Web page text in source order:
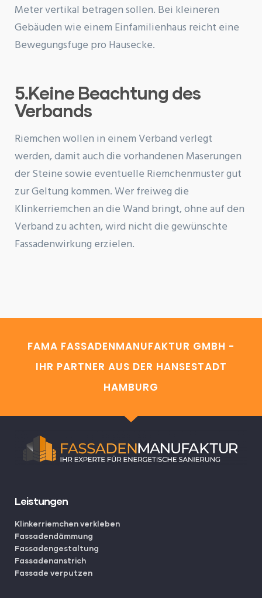
Meter vertikal betragen sollen. Bei kleineren
Gebäuden wie einem Einfamilienhaus reicht eine
Bewegungsfuge pro Hausecke.
5.Keine Beachtung des
Verbands
Riemchen wollen in einem Verband verlegt
werden, damit auch die vorhandenen Maserungen
der Steine sowie eventuelle Riemchenmuster gut
zur Geltung kommen. Wer freiweg die
Klinkerriemchen an die Wand bringt, ohne auf den
Verband zu achten, wird nicht die gewünschte
Fassadenwirkung erzielen.
FAMA FASSADENMANUFAKTUR GMBH -
IHR PARTNER AUS DER HANSESTADT
HAMBURG
Leistungen
Klinkerriemchen verkleben
Fassadendämmung
Fassadengestaltung
Fassadenanstrich
Fassade verputzen